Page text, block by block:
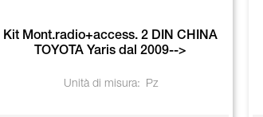
Kit Mont.radio+access. 2 DIN CHINA
TOYOTA Yaris dal 2009-->
Unità di misura: Pz